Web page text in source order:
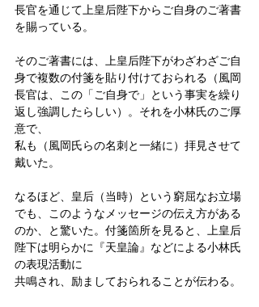
長官を通じて上皇后陛下からご自身のご著書
を賜っている。
そのご著書には、上皇后陛下がわざわざご自
身で複数の付箋を貼り付けておられる（風岡
長官は、この「ご自身で」という事実を繰り
返し強調したらしい）。それを小林氏のご厚
意で、
私も（風岡氏らの名刺と一緒に）拝見させて
戴いた。
なるほど、皇后（当時）という窮屈なお立場
でも、このようなメッセージの伝え方がある
のか、と驚いた。付箋箇所を見ると、上皇后
陛下は明らかに『天皇論』などによる小林氏
の表現活動に
共鳴され、励ましておられることが伝わる。